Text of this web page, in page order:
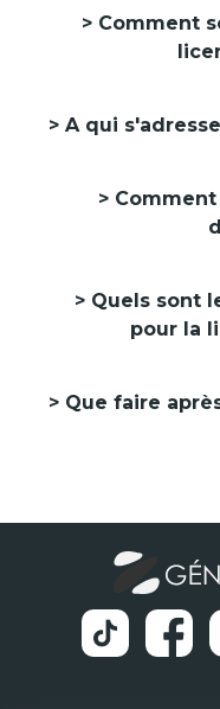
A qui
Quels sont les attendus Parcoursup
pour la
Que faire